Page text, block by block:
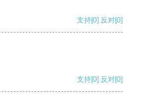
支持[0] 反对[0]
支持[0] 反对[0]